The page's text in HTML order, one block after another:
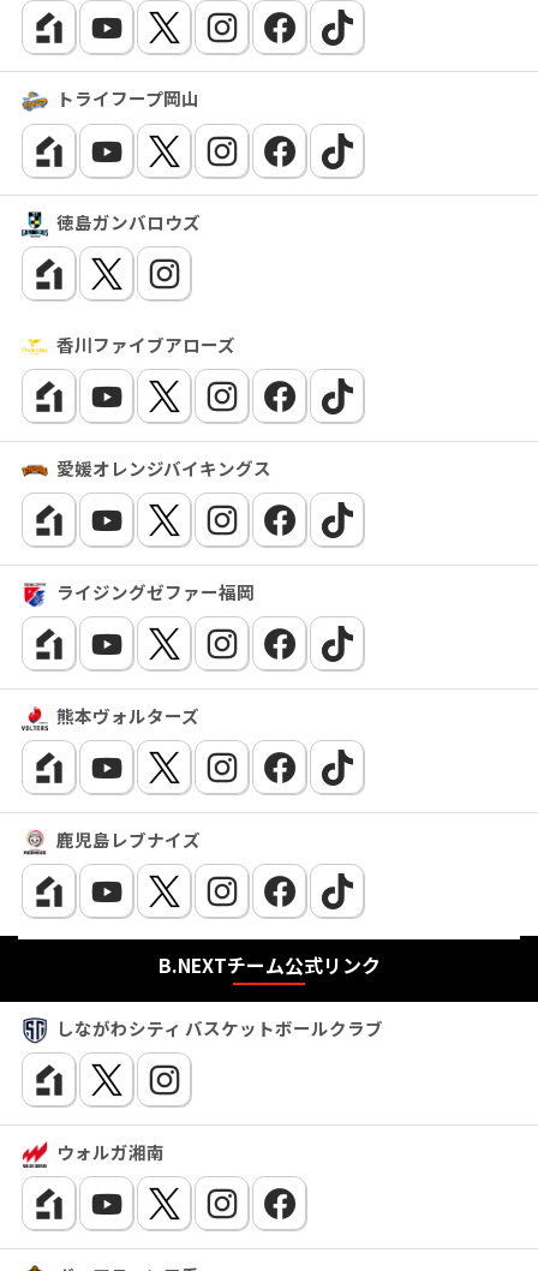
トライフープ岡山
徳島ガンバロウズ
香川ファイブアローズ
愛媛オレンジバイキングス
ライジングゼファー福岡
熊本ヴォルターズ
鹿児島レブナイズ
B.NEXTチーム公式リンク
しながわシティ バスケットボールクラブ
ウォルガ湘南